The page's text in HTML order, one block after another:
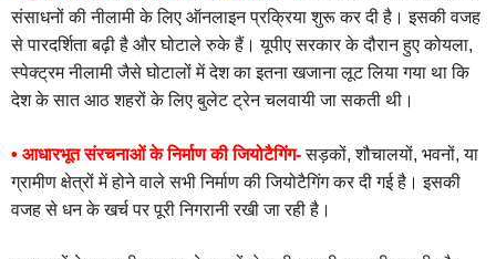
संसाधनों की नीलामी के लिए ऑनलाइन प्रक्रिया शुरू कर दी है। इसकी वजह
से पारदर्शिता बढ़ी है और घोटाले रुके हैं। यूपीए सरकार के दौरान हुए कोयला,
स्पेक्ट्रम नीलामी जैसे घोटालों में देश का इतना खजाना लूट लिया गया था कि
देश के सात आठ शहरों के लिए बुलेट ट्रेन चलवायी जा सकती थी।
• आधारभूत संरचनाओं के निर्माण की जियोटैगिंग-सड़कों, शौचालयों, भवनों, या
ग्रामीण क्षेत्रों में होने वाले सभी निर्माण की जियोटैगिंग कर दी गई है। इसकी
वजह से धन के खर्च पर पूरी निगरानी रखी जा रही है।